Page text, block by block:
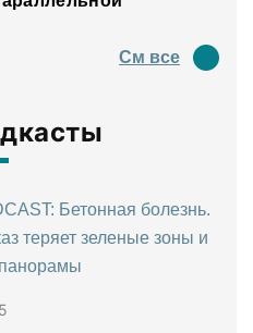
См все